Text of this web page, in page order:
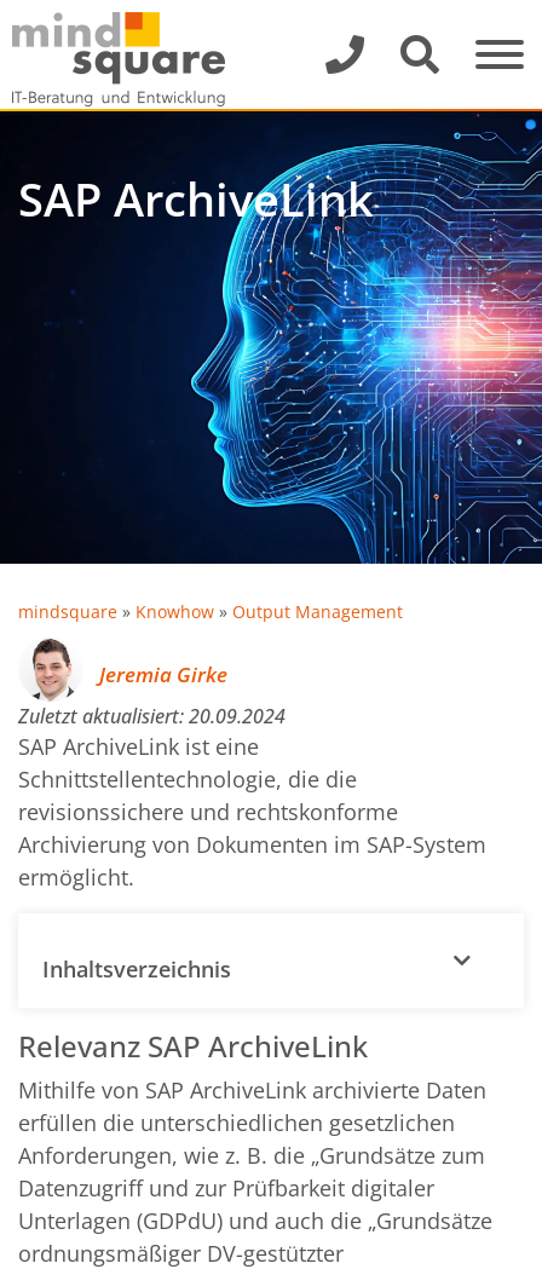
SAP ArchiveLink
mindsquare » Knowhow » Output Management
Jeremia Girke
Zuletzt aktualisiert:20.09.2024
SAP ArchiveLink ist eine
Schnittstellentechnologie, die die
revisionssichere und rechtskonforme
Archivierung von Dokumenten im SAP-System
ermöglicht.
Inhaltsverzeichnis
Relevanz SAP ArchiveLink
Mithilfe von SAP ArchiveLink archivierte Daten
erfüllen die unterschiedlichen gesetzlichen
Anforderungen, wie z. B. die „Grundsätze zum
Datenzugriff und zur Prüfbarkeit digitaler
Unterlagen (GDPdU) und auch die „Grundsätze
ordnungsmäßiger DV-gestützter